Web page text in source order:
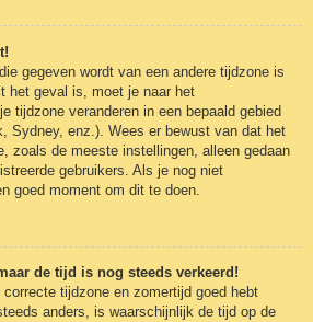
gegeven wordt van een andere tijdzone is
het geval is, moet je naar het
tijdzone veranderen in een bepaald gebied
Sydney, enz.). Wees er bewust van dat het
zoals de meeste instellingen, alleen gedaan
gebruikers. Als je nog niet
goed moment om dit te doen.
de tijd is nog steeds verkeerd!
tijdzone en zomertijd goed hebt
anders, is waarschijnlijk de tijd op de